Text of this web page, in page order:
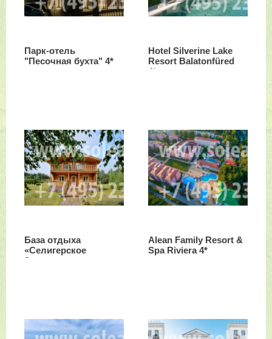
Парк-отель
"Песочная бухта" 4*
Hotel Silverine Lake
Resort Balatonfüred
4*sup
База отдыха
«Селигерское
Заплавье»
Alean Family Resort &
Spa Riviera 4*